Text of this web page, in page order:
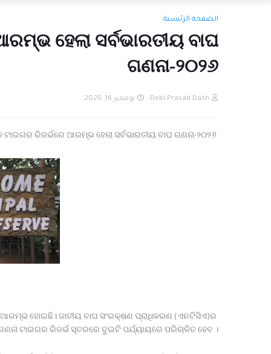
الصفحة الرئيسية
ହେଲା ସର୍ବଭାରତୀୟ ବାଘ
ଗଣନା-୨୦୨୬
Debi Prasad Dash نوفمبر 16, 2025
ଆରମ୍ଭ ହୋଇଛି। ଜାତୀୟ ବାଘ ସଂରକ୍ଷଣ ପ୍ରାଧିକରଣ (ଏନଟିସିଏ)ର
ଟାଇଗର ରିଜର୍ଭ ସ୍ତରରେ ଦୁଇଟି ପର୍ଯ୍ୟାୟରେ ପରିଚାଳିତ ହେବ ।